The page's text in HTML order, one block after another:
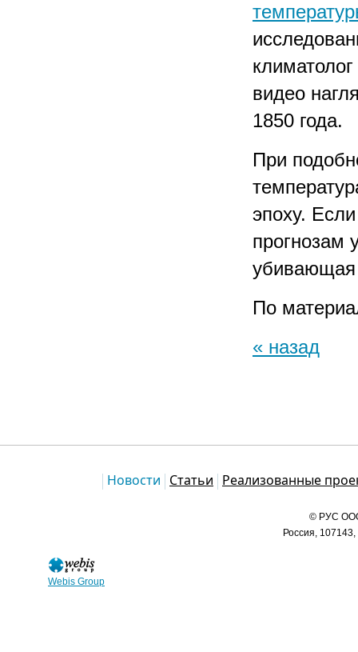
Webis Group
видео
1850 года.
При
эпоху.
прогнозам
убивающая
По
« назад
Новости Статьи Реализованные
© РУС ООО
Россия,